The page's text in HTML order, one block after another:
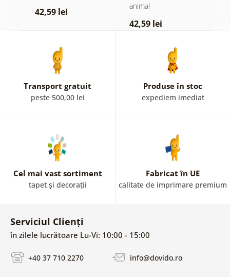
42,59 lei
animal
42,59 lei
Transport gratuit
peste 500,00 lei
Produse în stoc
expediem imediat
Cel mai vast sortiment
tapet și decorații
Fabricat în UE
calitate de imprimare premium
Serviciul Clienți
în zilele lucrătoare Lu-Vi: 10:00 - 15:00
+40 37 710 2270 info@dovido.ro